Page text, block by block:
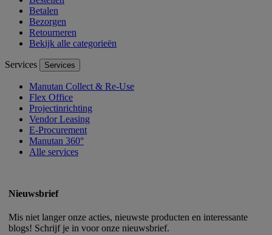
Betalen
Bezorgen
Retourneren
Bekijk alle categorieën
Services Services
Manutan Collect & Re-Use
Flex Office
Projectinrichting
Vendor Leasing
E-Procurement
Manutan 360°
Alle services
Nieuwsbrief
Mis niet langer onze acties, nieuwste producten en interessante
blogs! Schrijf je in voor onze nieuwsbrief.